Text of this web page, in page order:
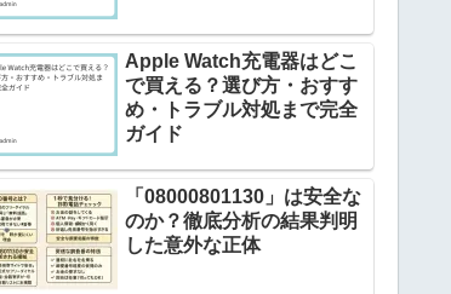
Apple Watch充電器はどこ
で買える？選び方・おすす
め・トラブル対処まで完全
ガイド
「08000801130」は安全な
のか？徹底分析の結果判明
した意外な正体